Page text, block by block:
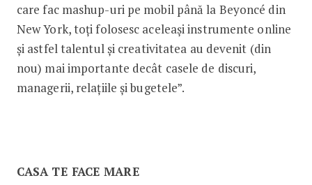
care fac mashup-uri pe mobil până la Beyoncé din
New York, toți folosesc aceleași instrumente online
și astfel talentul și creativitatea au devenit (din
nou) mai importante decât casele de discuri,
managerii, relațiile și bugetele”.
CASA TE FACE MARE